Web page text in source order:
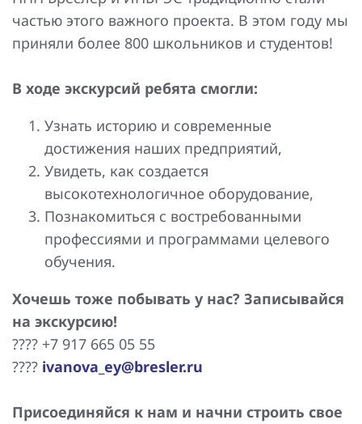
Повышение надежности электроснабжения
Шкафы РЗА 110-220 кВ
Устройства релейной защиты и автоматики
Сбор и анализ информации об аварийных событиях
Оборудование компенсации емкостных токов
Определение поврежденного фидера
БАВР
Промышленная автоматизация
частью этого важного проекта. В этом году мы
приняли более 800 школьников и студентов!
В ходе экскурсий ребята смогли:
Узнать историю и современные
достижения наших предприятий,
Увидеть, как создается
высокотехнологичное оборудование,
Познакомиться с востребованными
профессиями и программами целевого
обучения.
Хочешь тоже побывать у нас? Записывайся
на экскурсию!
???? +7 917 665 05 55
???? ivanova_ey@bresler.ru
Присоединяйся к нам и начни строить свое